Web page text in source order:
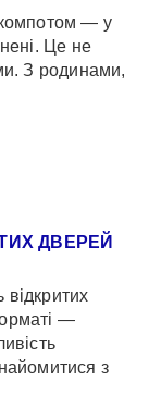
— у
Це не
З родинами,
ДВЕРЕЙ
—
з